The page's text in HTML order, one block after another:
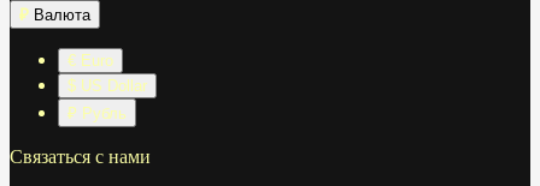
₽ Валюта
€ Euro
$ US Dollar
₽ Рубль
Связаться с нами